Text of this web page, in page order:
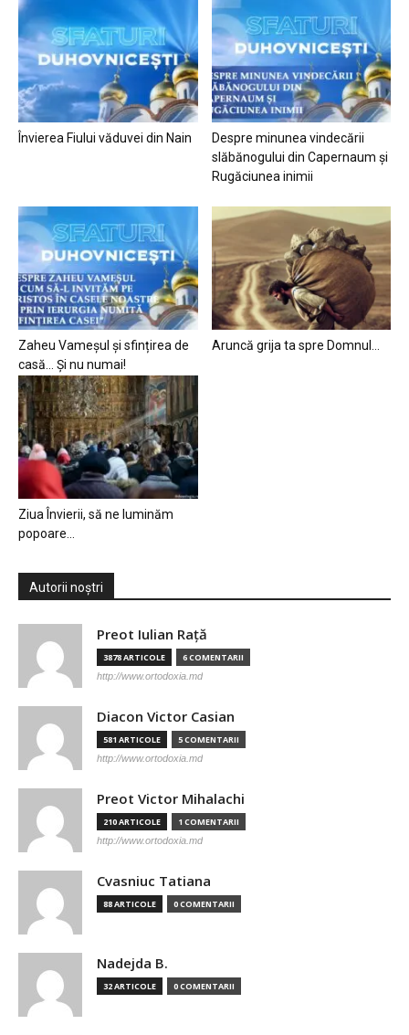
Învierea Fiului văduvei din Nain
Despre minunea vindecării
slăbănogului din Capernaum și
Rugăciunea inimii
Zaheu Vameșul și sfințirea de
casă… Și nu numai!
Aruncă grija ta spre Domnul…
Ziua Învierii, să ne luminăm
popoare…
Autorii noștri
Preot Iulian Raţă
3878 ARTICOLE 6 COMENTARII
http://www.ortodoxia.md
Diacon Victor Casian
581 ARTICOLE 5 COMENTARII
http://www.ortodoxia.md
Preot Victor Mihalachi
210 ARTICOLE 1 COMENTARII
http://www.ortodoxia.md
Cvasniuc Tatiana
88 ARTICOLE 0 COMENTARII
Nadejda B.
32 ARTICOLE 0 COMENTARII